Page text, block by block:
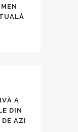
recente
A
DIN
AZI